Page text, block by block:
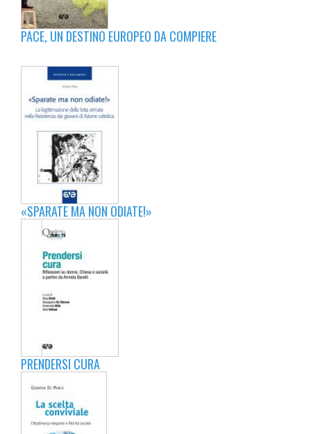
PACE, UN DESTINO EUROPEO DA COMPIERE
«SPARATE MA NON ODIATE!»
PRENDERSI CURA